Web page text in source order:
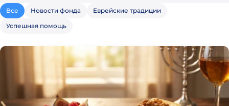
Все Новости фонда
Еврейские традиции
Успешная помощь